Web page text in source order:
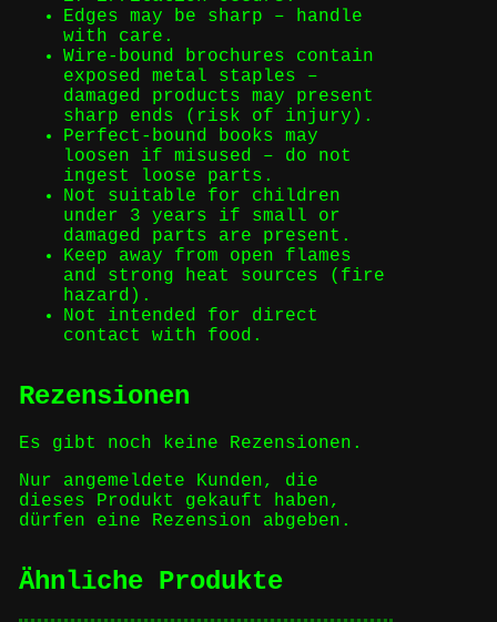
Edges may be sharp – handle
with care.
Wire-bound brochures contain
exposed metal staples –
damaged products may present
sharp ends (risk of injury).
Perfect-bound books may
loosen if misused – do not
ingest loose parts.
Not suitable for children
under 3 years if small or
damaged parts are present.
Keep away from open flames
and strong heat sources (fire
hazard).
Not intended for direct
contact with food.
Rezensionen
Es gibt noch keine Rezensionen.
Nur angemeldete Kunden, die
dieses Produkt gekauft haben,
dürfen eine Rezension abgeben.
Ähnliche Produkte